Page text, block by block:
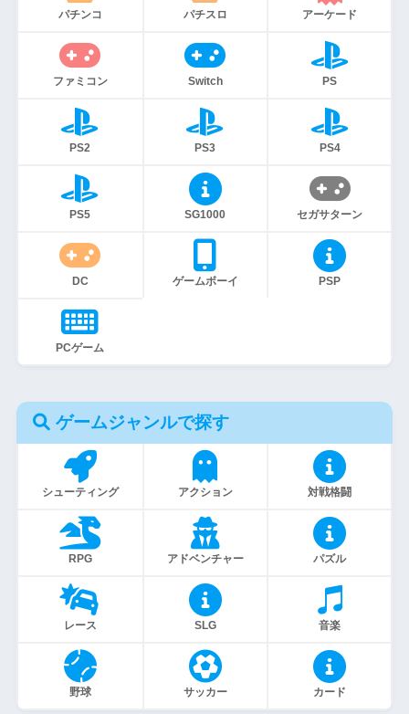
パチンコ パチスロ アーケード
ファミコン Switch PS
PS2 PS3 PS4
PS5 SG1000 セガサターン
DC ゲームボーイ PSP
PCゲーム
ゲームジャンルで探す
シューティング アクション 対戦格闘
RPG アドベンチャー パズル
レース SLG 音楽
野球 サッカー カード